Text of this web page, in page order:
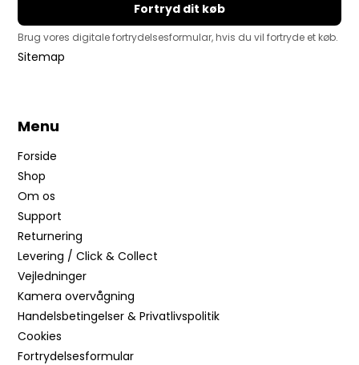
Fortryd dit køb
Brug vores digitale fortrydelsesformular, hvis du vil fortryde et køb.
Sitemap
Menu
Forside
Shop
Om os
Support
Returnering
Levering / Click & Collect
Vejledninger
Kamera overvågning
Handelsbetingelser & Privatlivspolitik
Cookies
Fortrydelsesformular